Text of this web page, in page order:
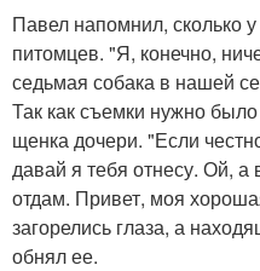
Павел напомнил, сколько
питомцев. "Я, конечно,
седьмая собака в нашей
Так как съемки нужно
щенка дочери. "Если
давай я тебя отнесу. Ой,
отдам. Привет, моя
загорелись глаза, а
обнял ее.